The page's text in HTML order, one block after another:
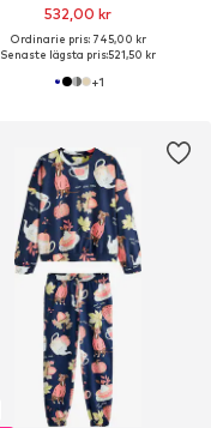
532,00 kr
Ordinarie pris: 745,00 kr
Senaste lägsta pris:521,50 kr
+1